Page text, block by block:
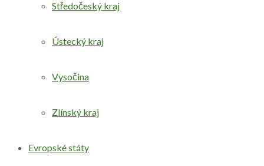
Středočeský kraj
Ústecký kraj
Vysočina
Zlínský kraj
Evropské státy